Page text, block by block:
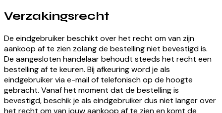
Verzakingsrecht
De eindgebruiker beschikt over het recht om van zijn
aankoop af te zien zolang de bestelling niet bevestigd is.
De aangesloten handelaar behoudt steeds het recht een
bestelling af te keuren. Bij afkeuring word je als
eindgebruiker via e-mail of telefonisch op de hoogte
gebracht. Vanaf het moment dat de bestelling is
bevestigd, beschik je als eindgebruiker dus niet langer over
het recht om van jouw aankoop af te zien en komt de